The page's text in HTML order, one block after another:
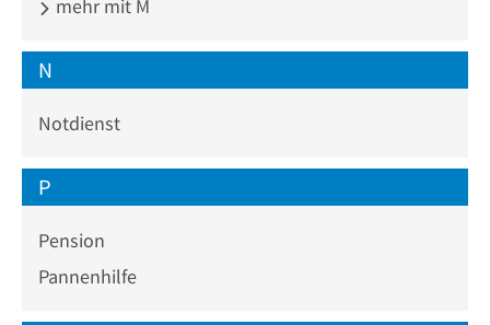
mehr mit M
N
Notdienst
P
Pension
Pannenhilfe